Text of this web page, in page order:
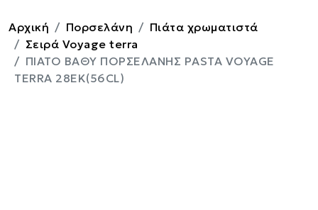
Αρχική Πορσελάνη
Πιάτα χρωματιστά
Σειρά Voyage terra
ΠΙΑΤΟ ΒΑΘΥ ΠΟΡΣΕΛΑΝΗΣ PASTA VOYAGE
TERRA 28ΕΚ(56CL)